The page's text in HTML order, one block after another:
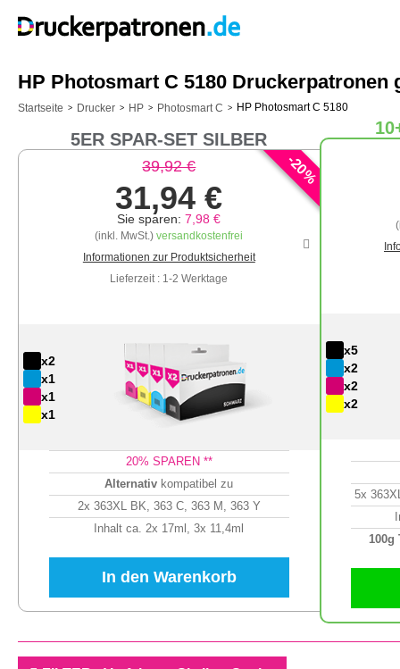
HP Photosmart C 5180 Druckerpatronen
Startseite > Drucker > HP > Photosmart C > HP Photosmart C 5180
5ER SPAR-SET SILBER
-
20
%
39,92 €
31,94 €
Sie sparen: 7,98 €
(inkl. MwSt.)versandkostenfrei
Informationen zur Produktsicherheit
Lieferzeit : 1-2 Werktage
x2
x1
x1
x1
20% SPAREN **
Alternativ kompatibel zu
2x 363XL BK, 363 C, 363 M, 363 Y
Inhalt ca. 2x 17ml, 3x 11,4ml
In den Warenkorb
x5
x2
x2
x2
5x
100g